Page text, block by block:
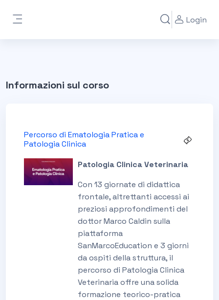
Attiva/disattiva
Login
Informazioni sul corso
Percorso di Ematologia Pratica e
Patologia Clinica
Patologia Clinica Veterinaria
Con 13 giornate di didattica
frontale, altrettanti accessi ai
preziosi approfondimenti del
dottor Marco Caldin sulla
piattaforma
SanMarcoEducation e 3 giorni
da ospiti della struttura, il
percorso di Patologia Clinica
Veterinaria offre una solida
formazione teorico-pratica